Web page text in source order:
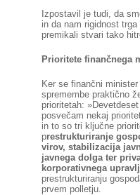
Izpostavil je tudi, da
in da nam rigidnost
premikali stvari tako
Prioritete finančnega
Ker se finančni
spremembe praktično
prioritetah:
posvečam nekaj
in to so tri ključne
prestrukturiranje
virov, stabilizacija
javnega dolga ter
korporativnega
prestrukturiranju
prvem polletju.